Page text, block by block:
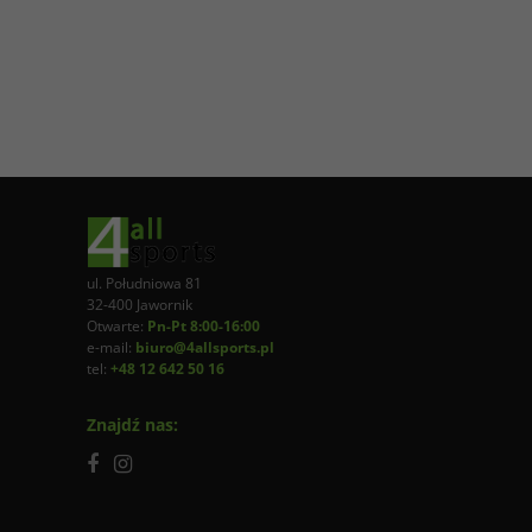
ul. Południowa 81
32-400 Jawornik
Otwarte: Pn-Pt 8:00-16:00
e-mail: biuro@4allsports.pl
tel: +48 12 642 50 16
Znajdź nas: